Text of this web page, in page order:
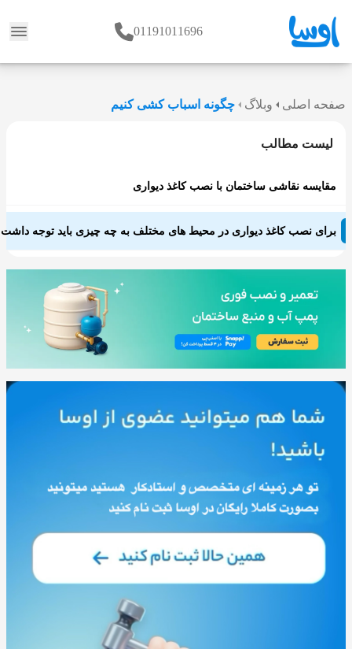
وبلاگ 01191011696
صفحه اصلی وبلاگ چگونه اسباب کشی کنیم
لیست مطالب
مقایسه نقاشی ساختمان با نصب کاغذ دیواری
برای نصب کاغذ دیواری در محیط های مختلف به چه چیزی باید توجه داشت: